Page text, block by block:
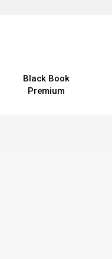
Black Book
Premium